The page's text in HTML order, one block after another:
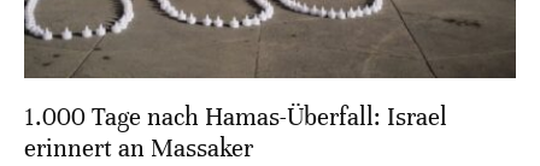
1.000 Tage nach Hamas-Überfall: Israel
erinnert an Massaker